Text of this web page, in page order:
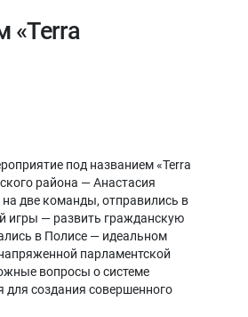
«Terra
под названием «Terra
района — Анастасия
две команды, отправились в
игры — развить гражданскую
в Полисе — идеальном
парламентской
вопросы о системе
для создания совершенного